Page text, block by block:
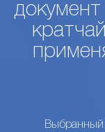
Выбранный